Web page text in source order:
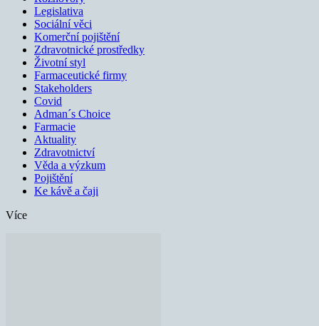
Legislativa
Sociální věci
Komerční pojištění
Zdravotnické prostředky
Životní styl
Farmaceutické firmy
Stakeholders
Covid
Adman´s Choice
Farmacie
Aktuality
Zdravotnictví
Věda a výzkum
Pojištění
Ke kávě a čaji
Více